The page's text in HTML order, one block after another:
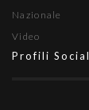
Nazionale
Video
Profili Social